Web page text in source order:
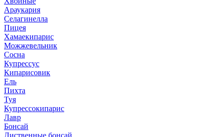
Араукария
Селагинелла
Пицея
Хамаекипарис
Можжевельник
Сосна
Купрессус
Кипарисовик
Ель
Пихта
Туя
Купрессокипарис
Лавр
Бонсай
Лиственные бонсай